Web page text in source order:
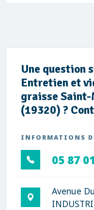
Une question
Entretien et
graisse
(19320) ?
INFORMATIONS
05 87
Avenue